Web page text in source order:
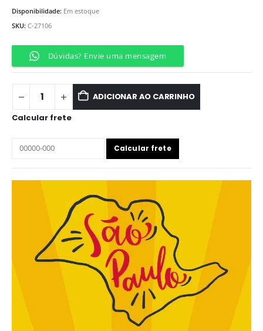
Disponibilidade: Em estoque
SKU: C-27106
Dúvidas? Envie uma mensagem
ADICIONAR AO CARRINHO
Calcular frete